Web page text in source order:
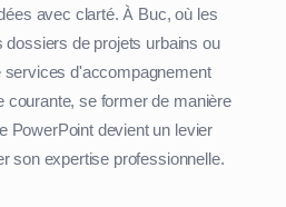
avec clarté. À Buc, où les
de projets urbains ou
d'accompagnement
courante, se former de manière
PowerPoint devient un levier
son expertise professionnelle.